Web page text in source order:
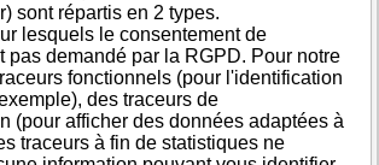
26--------
disponibles
sont répartis en 2 types.
lesquels le consentement de
pas demandé par la RGPD. Pour notre
fonctionnels (pour l'identification
des traceurs de
(pour afficher des données adaptées à
traceurs à fin de statistiques ne